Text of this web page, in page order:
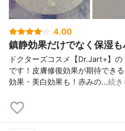
4.00
鎮静効果だけでなく保湿
ドクターズコスメ【Dr.Jart+】
です！皮膚修復効果が期待でき
効果・美白効果も！赤みの…続き